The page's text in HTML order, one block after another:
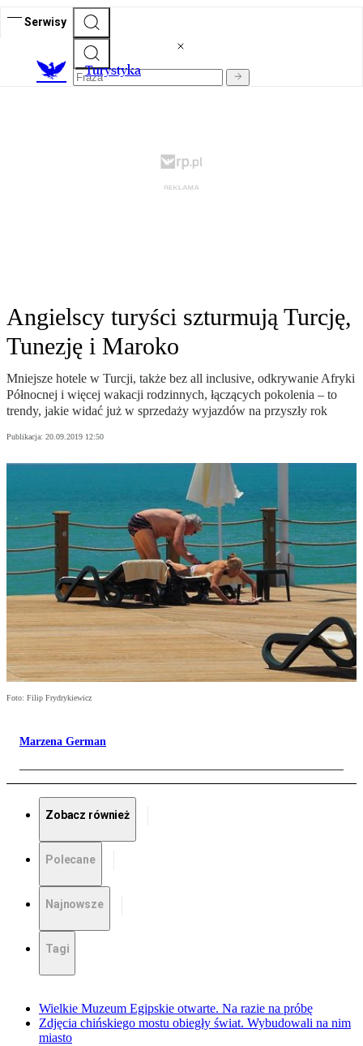
Serwisy
Turystyka
Angielscy turyści szturmują Turcję,
Tunezję i Maroko
Mniejsze hotele w Turcji, także bez all inclusive, odkrywanie Afryki
Północnej i więcej wakacji rodzinnych, łączących pokolenia – to
trendy, jakie widać już w sprzedaży wyjazdów na przyszły rok
Publikacja: 20.09.2019 12:50
Foto: Filip Frydrykiewicz
Marzena German
Zobacz również
Polecane
Najnowsze
Tagi
Wielkie Muzeum Egipskie otwarte. Na razie na próbę
Zdjęcia chińskiego mostu obiegły świat. Wybudowali na nim
miasto